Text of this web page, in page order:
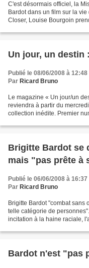
C'est désormais officiel, la
Bardot dans un film sur la
Closer, Louise Bourgoin
Un jour, un destin
Publié le 08/06/2008 à 12:48
Par Ricard Bruno
Le magazine « Un jour/un
reviendra à partir du
collection inédite. Premier
Brigitte Bardot se
mais "pas prête à
Publié le 06/06/2008 à 16:37
Par Ricard Bruno
Brigitte Bardot "combat sans
telle catégorie de
incitation à la haine raciale,
Bardot n'est "pas